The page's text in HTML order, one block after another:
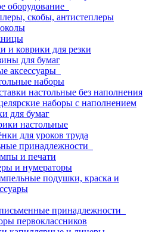
оборудование
скобы, антистеплеры
и коврики для резки
для бумаг
аксессуары
наборы
настольные без наполнения
наборы с наполнением
для бумаг
настольные
для уроков труда
принадлежности
и печати
и нумераторы
подушки, краска и
принадлежности
первоклассников